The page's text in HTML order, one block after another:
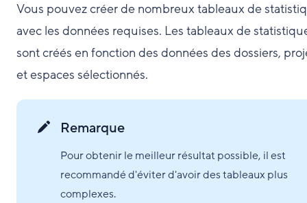
Vous pouvez créer de nombreux tableaux de
avec les données requises. Les tableaux de
sont créés en fonction des données des dossiers,
et espaces sélectionnés.
Remarque
Pour obtenir le meilleur résultat possible, il est
recommandé d'éviter d'avoir des tableaux plus
complexes.